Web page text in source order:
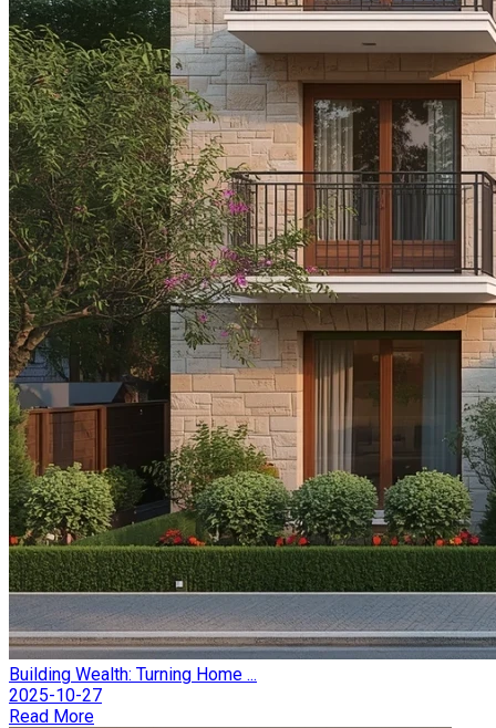
Building Wealth: Turning Home ...
2025-10-27
Read More